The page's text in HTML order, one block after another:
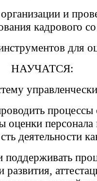
и
кадрового
для
НАУЧАТСЯ:
процессы
оценки персонала
деятельности
поддерживать
развития,